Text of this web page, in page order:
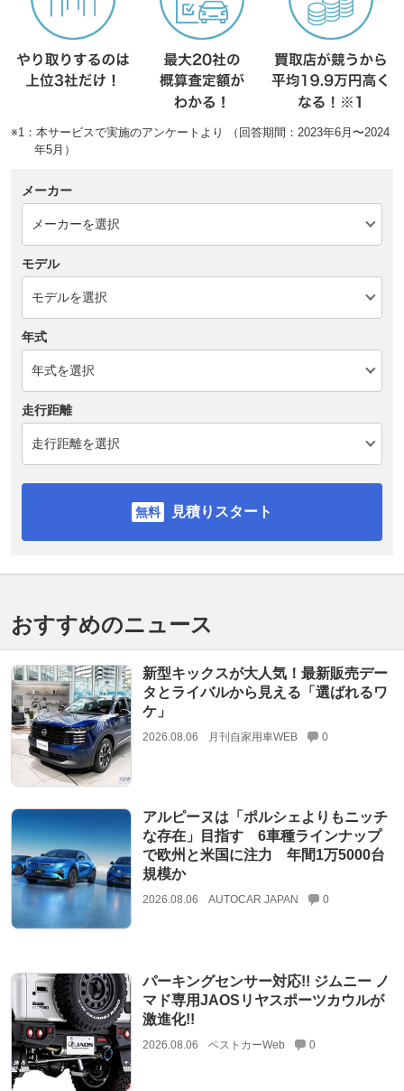
※1：本サービスで実施のアンケートより （回答期間：2023年6月〜2024
年5月）
メーカー
モデル
年式
走行距離
見積りスタート
おすすめのニュース
新型キックスが大人気！最新販売デー
タとライバルから見える「選ばれるワ
ケ」
2026.08.06 月刊自家用車WEB 0
アルピーヌは「ポルシェよりもニッチ
な存在」目指す 6車種ラインナップ
で欧州と米国に注力 年間1万5000台
規模か
2026.08.06 AUTOCAR JAPAN 0
パーキングセンサー対応!! ジムニー ノ
マド専用JAOSリヤスポーツカウルが
激進化!!
2026.08.06 ベストカーWeb 0